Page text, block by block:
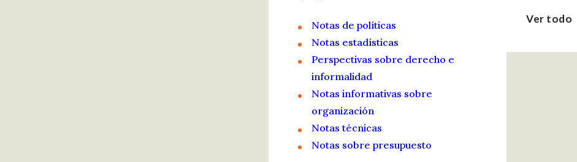
Notas de políticas
Notas estadísticas
Perspectivas sobre derecho e
informalidad
Notas informativas sobre
organización
Notas técnicas
Notas sobre presupuesto
Ver todo